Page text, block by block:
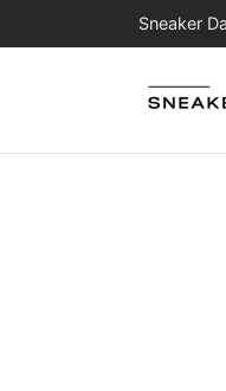
Sneaker